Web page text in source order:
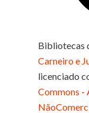
Bibliotecas
Carneiro e
licenciado
Commons -